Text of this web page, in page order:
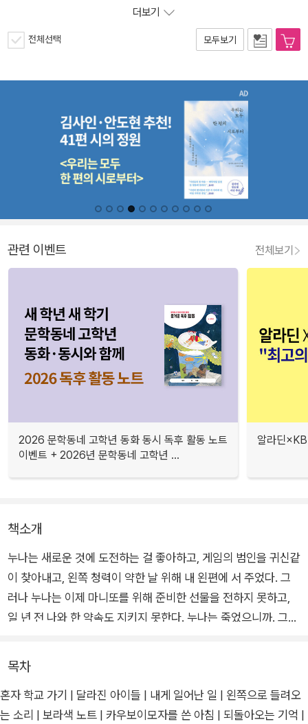
더보기
전체선택 모두보기
관련 이벤트 전체보기
2026 문학동네 고학년 동화 동시 독후 활동 노트
이벤트 + 2026년 문학동네 고학년 ...
알라딘
책소개
누나는 새로운 것에 도전하는 걸 좋아하고, 게임의 범인을 귀신같
이 찾아내고, 왼쪽 청력이 약한 날 위해 내 왼편에 서 주었다. 그
러나 누나는 이제 마니또를 위해 준비한 선물을 전하지 못하고,
일 년 전 나와 한 약속도 지키지 못한다. 누나는 죽었으니까. 그런
다. “강산, 내 노트를 펼쳐 봐." 나는 누나를 머리에 쓰고 누나와
함께 모험을 시작했다. 슬픔의 중력을 거슬러 나비처럼 날아오르
다!
목차
혼자 학교 가기 | 달라진 아이들 | 내게 일어난 일 | 왼쪽으로 들려오
는 소리 | 보라색 노트 | 카우보이모자를 쓴 아침 | 되돌아오는 기억 |